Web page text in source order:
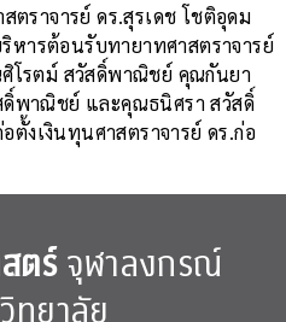
ตราจารย์ ดร.สุรเดช โชติอุดม
ารต้อนรับทายาทศาสตราจารย์
โรตม์ สวัสดิ์พาณิชย์ คุณกันยา
ดิ์พาณิชย์ และคุณธนิศรา สวัสดิ์
งเงินทุนศาสตราจารย์ ดร.ก่อ
ตร์จุฬาลงกรณ์